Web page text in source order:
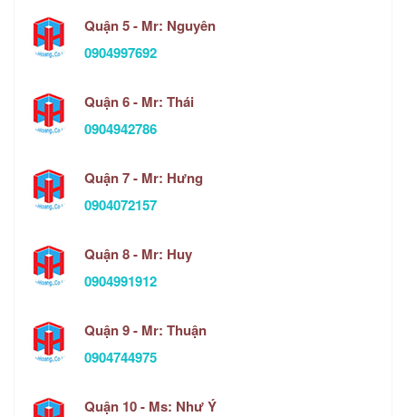
Quận 5 - Mr: Nguyên
0904997692
Quận 6 - Mr: Thái
0904942786
Quận 7 - Mr: Hưng
0904072157
Quận 8 - Mr: Huy
0904991912
Quận 9 - Mr: Thuận
0904744975
Quận 10 - Ms: Như Ý